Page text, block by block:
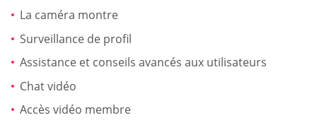
La caméra montre
Surveillance de profil
Assistance et conseils avancés aux utilisateurs
Chat vidéo
Accès vidéo membre